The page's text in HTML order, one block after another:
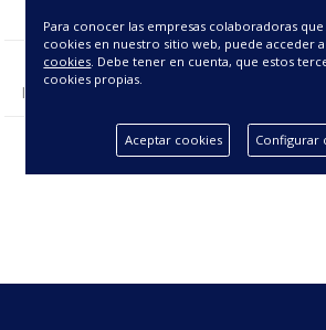
Mostrando 1 - 1 de 1 producto(s).
Para conocer las empresas colaboradoras
cookies en nuestro sitio web, puede acceder
cookies. Debe tener en cuenta, que estos
cookies propias.
Aceptar cookies Configurar